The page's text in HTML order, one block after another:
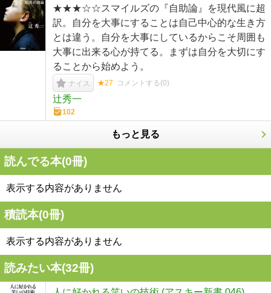
★★★☆☆スマイルズの『自助論』を現代風に超
訳。自分を大事にすることは自己中心的な生き方
とは違う。自分を大事にしているからこそ周囲も
大事に出来る心が持てる。まずは自分を大切にす
ることから始めよう。
ナイス ★27 コメントする(0)
辻秀一
102
もっと見る
読んでる本(0冊)
表示する内容がありません
積読本(0冊)
表示する内容がありません
読みたい本(32冊)